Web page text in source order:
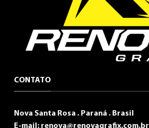
CONTATO
Nova Santa Rosa . Paraná . Brasil
E-mail: renova@renovagrafix.com.br